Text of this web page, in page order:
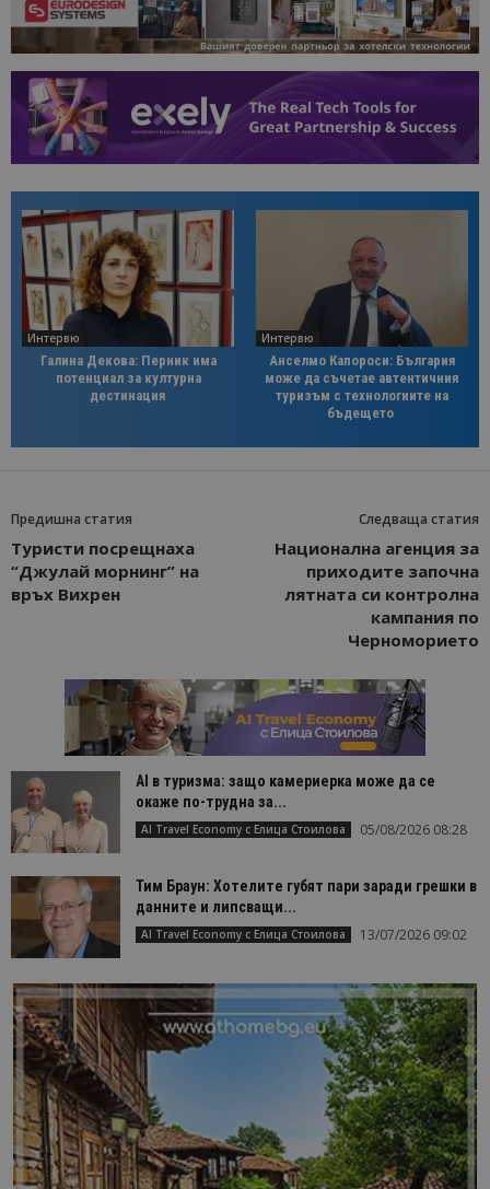
Интервю
Галина Декова: Перник има
потенциал за културна
дестинация
Интервю
Анселмо Капороси: България
може да съчетае автентичния
туризъм с технологиите на
бъдещето
Предишна статия
Туристи посрещнаха
“Джулай морнинг” на
връх Вихрен
Следваща статия
Национална агенция за
приходите започна
лятната си контролна
кампания по
Черноморието
AI в туризма: защо камериерка може да се
окаже по-трудна за...
AI Travel Economy с Елица Стоилова 05/08/2026 08:28
Тим Браун: Хотелите губят пари заради грешки в
данните и липсващи...
AI Travel Economy с Елица Стоилова 13/07/2026 09:02